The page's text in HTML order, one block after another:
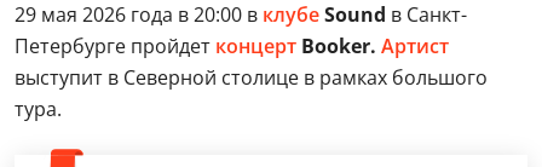
29 мая 2026 года в 20:00 в клубеSound в Санкт-
Петербурге пройдет концерт Booker. Артист
выступит в Северной столице в рамках большого
тура.